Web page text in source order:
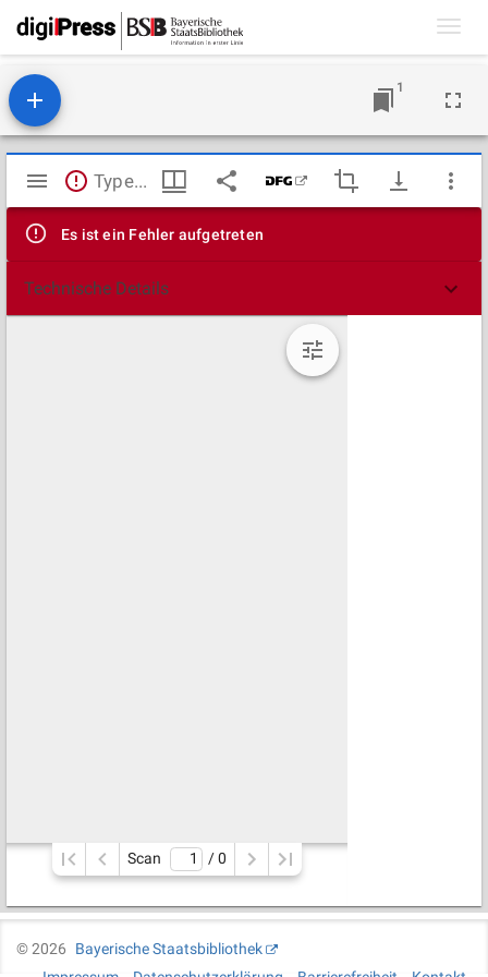
1
Mirador
Viewer
TypeError: Failed to fetch
Es ist ein Fehler aufgetreten
Technische Details
Scan / 0
©2026
Bayerische Staatsbibliothek